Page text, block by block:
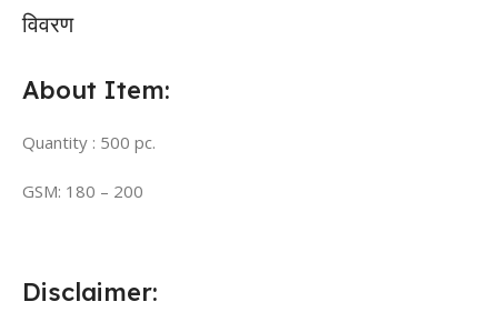
विवरण
About Item:
Quantity : 500 pc.
GSM: 180 – 200
Disclaimer: